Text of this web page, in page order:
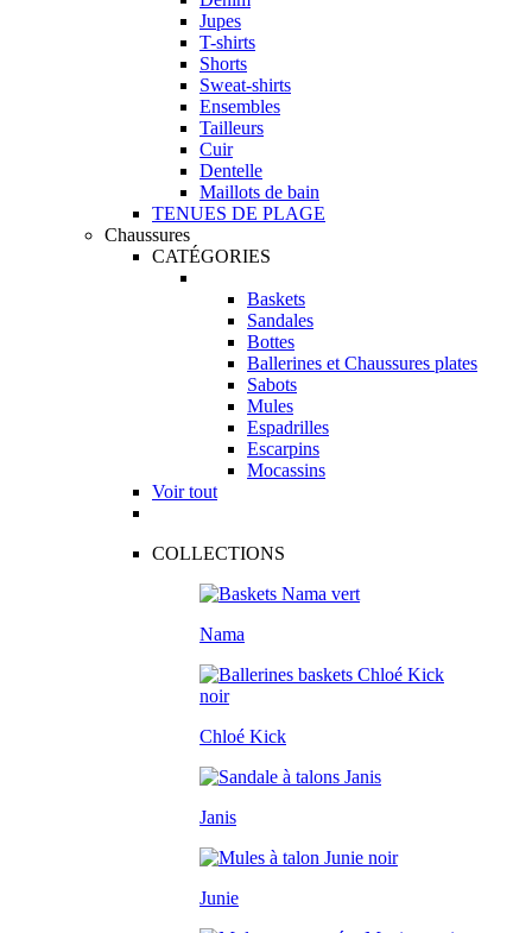
Jupes
T-shirts
Shorts
Sweat-shirts
Ensembles
Tailleurs
Cuir
Dentelle
Maillots de bain
TENUES DE PLAGE
Chaussures
CATÉGORIES
Baskets
Sandales
Bottes
Ballerines et Chaussures plates
Sabots
Mules
Espadrilles
Escarpins
Mocassins
Voir tout
COLLECTIONS
Nama
Chloé Kick
Janis
Junie